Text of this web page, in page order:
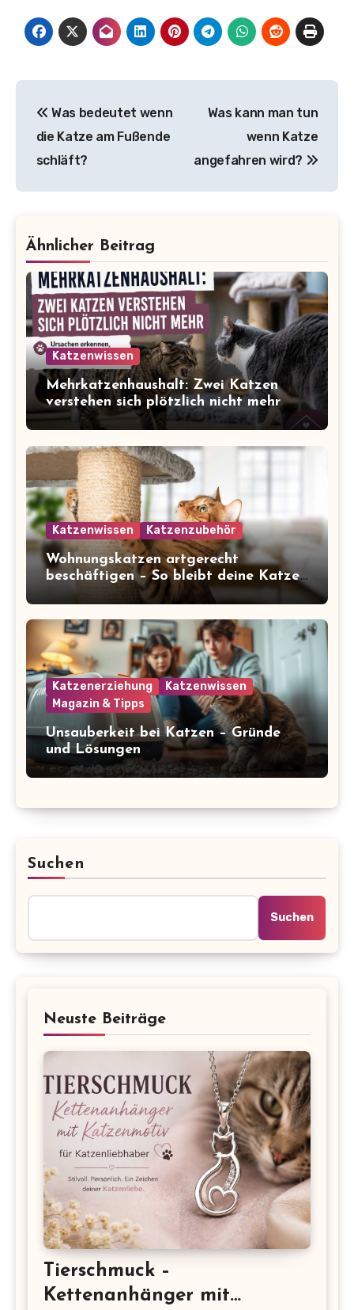
Was bedeutet wenn
die Katze am Fußende
schläft?
Was kann man tun
wenn Katze
angefahren wird?
Ähnlicher Beitrag
Katzenwissen
Mehrkatzenhaushalt: Zwei Katzen
verstehen sich plötzlich nicht mehr
Katzenwissen Katzenzubehör
Wohnungskatzen artgerecht
beschäftigen – So bleibt deine Katze
glücklich und gesund
Katzenerziehung
Katzenwissen
Magazin & Tipps
Unsauberkeit bei Katzen – Gründe
und Lösungen
Suchen
Suchen
Neuste Beiträge
Tierschmuck –
Kettenanhänger mit